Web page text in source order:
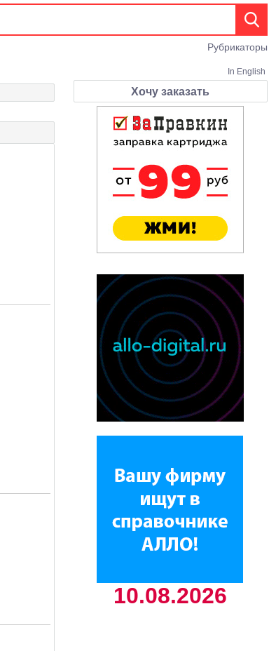
Рубрикаторы
In English
Хочу заказать
10.08.2026